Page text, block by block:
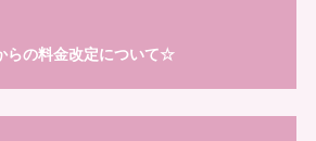
らの料金改定について☆
で歩行訓練やトレーニングを